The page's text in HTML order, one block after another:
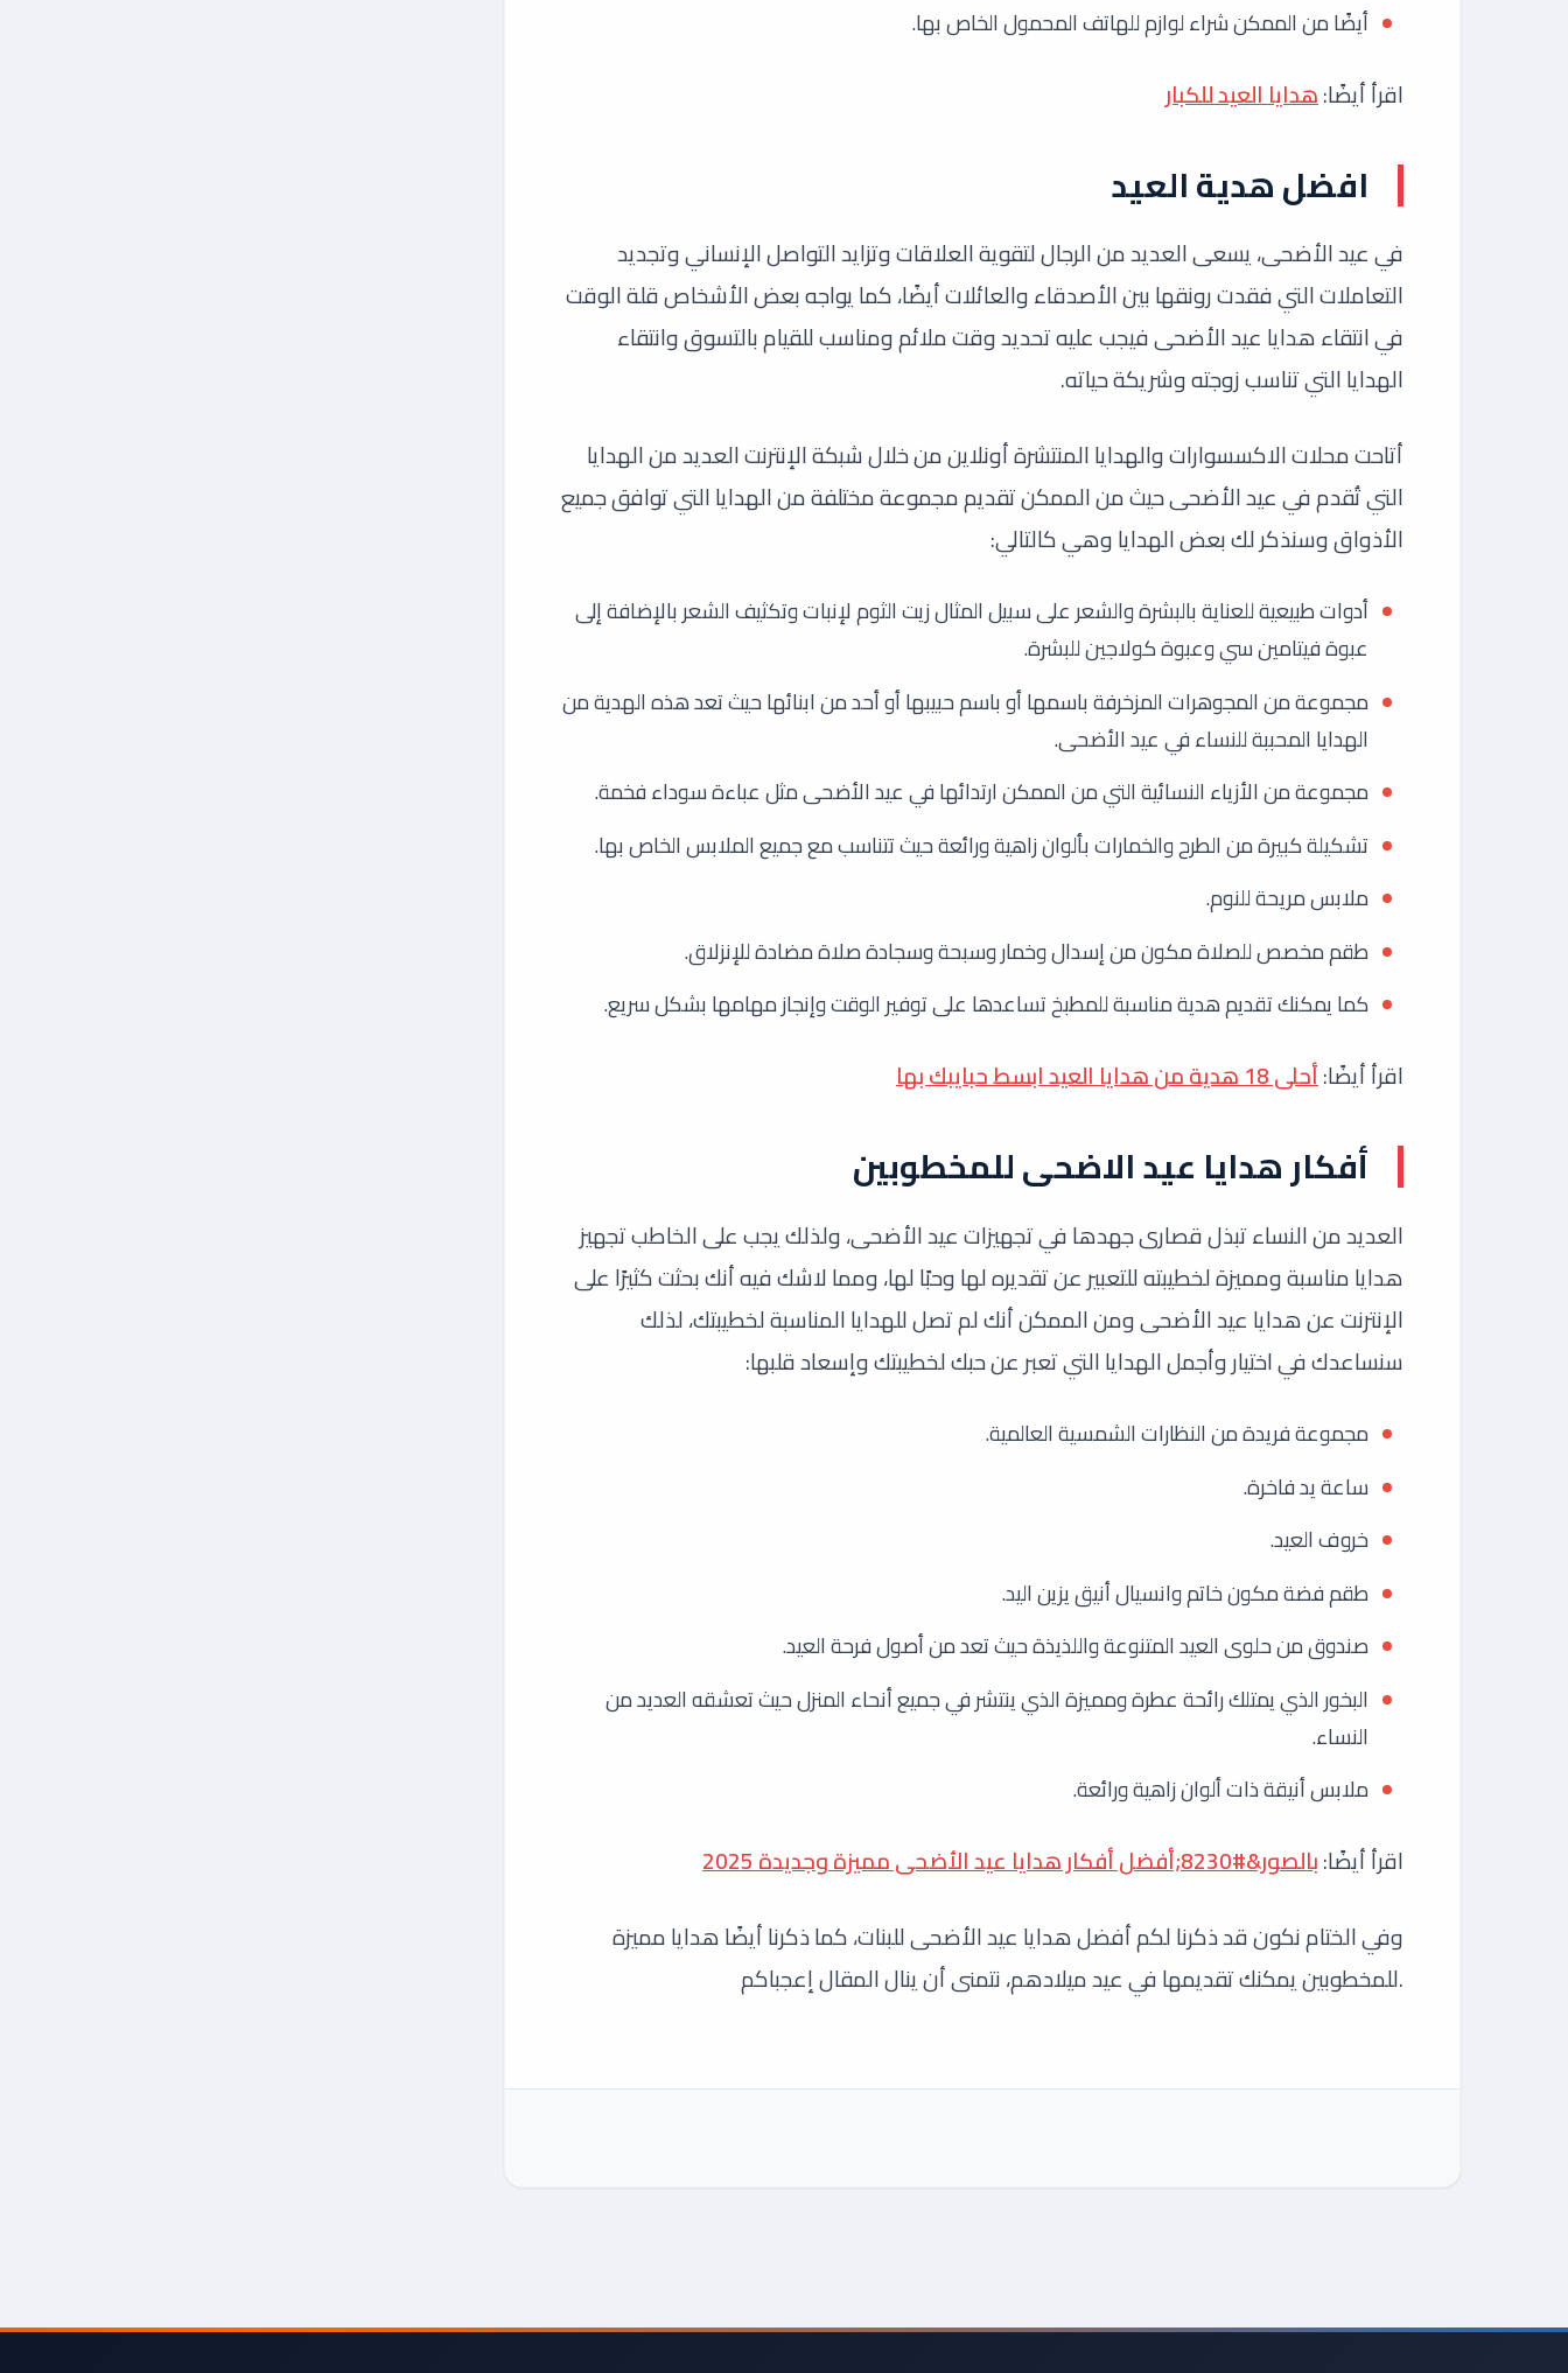
أيضًا من الممكن شراء لوازم للهاتف المحمول الخاص بها.
اقرأ أيضًا:هدايا العيد للكبار
افضل هدية العيد
في عيد الأضحى، يسعى العديد من الرجال لتقوية العلاقات وتزايد التواصل الإنساني وتجديد
التعاملات التي فقدت رونقها بين الأصدقاء والعائلات أيضًا، كما يواجه بعض الأشخاص قلة الوقت
في انتقاء هدايا عيد الأضحى فيجب عليه تحديد وقت ملائم ومناسب للقيام بالتسوق وانتقاء
الهدايا التي تناسب زوجته وشريكة حياته.
أتاحت محلات الاكسسوارات والهدايا المنتشرة أونلاين من خلال شبكة الإنترنت العديد من الهدايا
التي تُقدم في عيد الأضحى حيث من الممكن تقديم مجموعة مختلفة من الهدايا التي توافق جميع
الأذواق وسنذكر لك بعض الهدايا وهي كالتالي:
أدوات طبيعية للعناية بالبشرة والشعر على سبيل المثال زيت الثوم لإنبات وتكثيف الشعر بالإضافة إلى
عبوة فيتامين سي وعبوة كولاجين للبشرة.
مجموعة من المجوهرات المزخرفة باسمها أو باسم حبيبها أو أحد من ابنائها حيث تعد هذه الهدية من
الهدايا المحببة للنساء في عيد الأضحى.
مجموعة من الأزياء النسائية التي من الممكن ارتدائها في عيد الأضحى مثل عباءة سوداء فخمة.
تشكيلة كبيرة من الطرح والخمارات بألوان زاهية ورائعة حيث تتناسب مع جميع الملابس الخاص بها.
ملابس مريحة للنوم.
طقم مخصص للصلاة مكون من إسدال وخمار وسبحة وسجادة صلاة مضادة للإنزلاق.
كما يمكنك تقديم هدية مناسبة للمطبخ تساعدها على توفير الوقت وإنجاز مهامها بشكل سريع.
اقرأ أيضًا:أحلى 18 هدية من هدايا العيد ابسط حبايبك بها
أفكار هدايا عيد الاضحى للمخطوبين
العديد من النساء تبذل قصارى جهدها في تجهيزات عيد الأضحى، ولذلك يجب على الخاطب تجهيز
هدايا مناسبة ومميزة لخطيبته للتعبير عن تقديره لها وحبًا لها، ومما لاشك فيه أنك بحثت كثيرًا على
الإنترنت عن هدايا عيد الأضحى ومن الممكن أنك لم تصل للهدايا المناسبة لخطيبتك، لذلك
سنساعدك في اختيار وأجمل الهدايا التي تعبر عن حبك لخطيبتك وإسعاد قلبها:
مجموعة فريدة من النظارات الشمسية العالمية.
ساعة يد فاخرة.
خروف العيد.
طقم فضة مكون خاتم وانسيال أنيق يزين اليد.
صندوق من حلوى العيد المتنوعة واللذيذة حيث تعد من أصول فرحة العيد.
البخور الذي يمتلك رائحة عطرة ومميزة الذي ينتشر في جميع أنحاء المنزل حيث تعشقه العديد من
النساء.
ملابس أنيقة ذات ألوان زاهية ورائعة.
اقرأ أيضًا:بالصور&#8230;أفضل أفكار هدايا عيد الأضحى مميزة وجديدة 2025
للمخطوبين يمكنك تقديمها في عيد ميلادهم، نتمنى أن ينال المقال إعجباكم.